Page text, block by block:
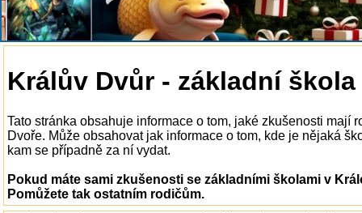
Králův Dvůr - základní škola
Tato stránka obsahuje informace o tom, jaké zkušenosti mají
Dvoře. Může obsahovat jak informace o tom, kde je nějaká
kam se případně za ní vydat.
Pokud máte sami zkušenosti se základními školami v
Pomůžete tak ostatním rodičům.